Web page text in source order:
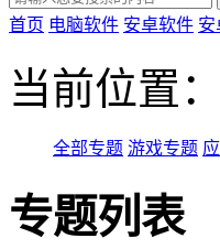
首页 电脑软件 安卓软件 安
当前位置：
全部专题 游戏专题
专题列表